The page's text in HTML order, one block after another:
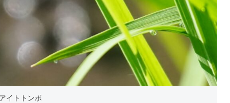
イトトンボ